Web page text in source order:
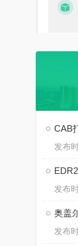
CAB
发布
发布
奥盖
发布